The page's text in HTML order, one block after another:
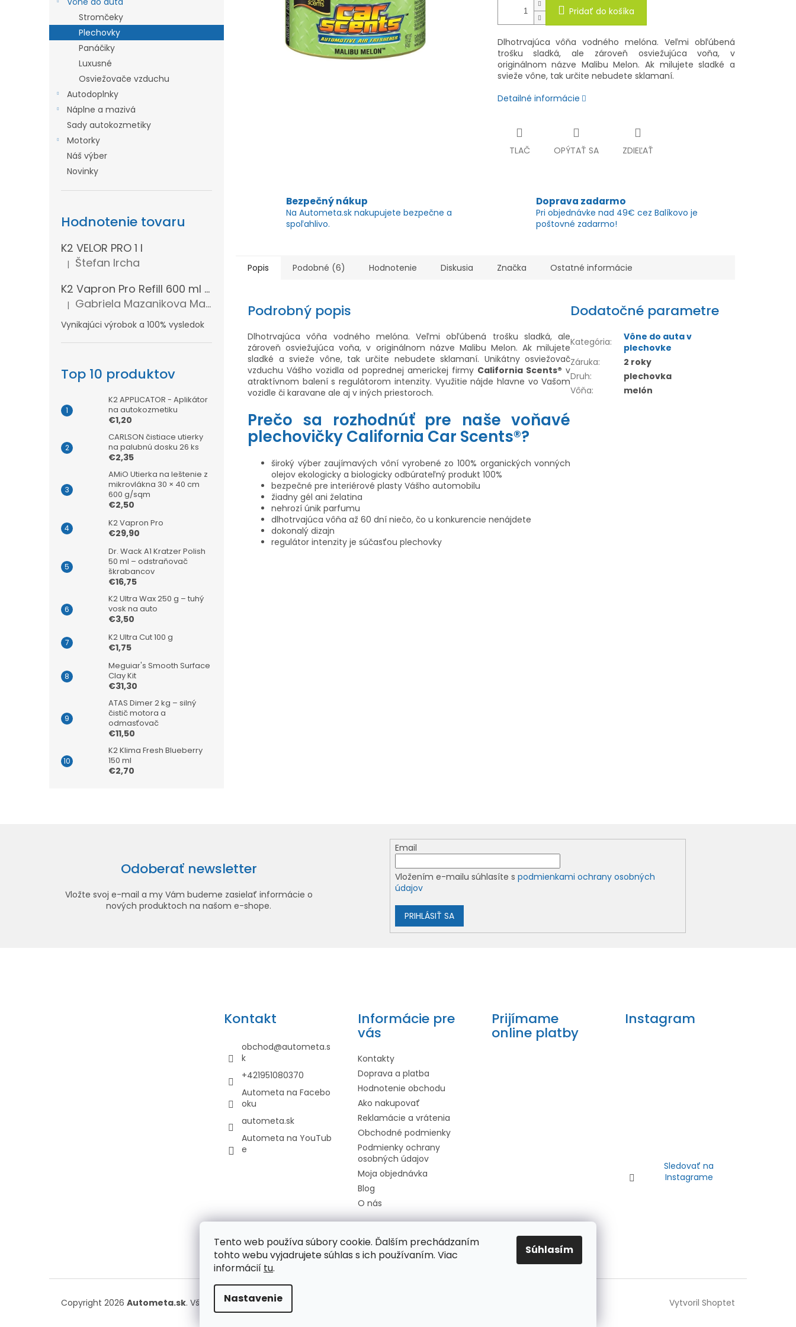
Tento web používa súbory cookie. Ďalším prechádzaním
tohto webu vyjadrujete súhlas s ich používaním. Viac
informácií tu.
Nastavenie
Súhlasím
Stromčeky
Plechovky
Panáčiky
Luxusné
Osviežovače vzduchu
Autodoplnky
Náplne a mazivá
Sady autokozmetiky
Motorky
Náš výber
Novinky
Hodnotenie tovaru
K2 VELOR PRO 1 l
Hodnotenie produktu je 5 z 5 hviezdičiek.
| Štefan Ircha
K2 Vapron Pro Refill 600 ml - Náhradná náplň
Hodnotenie produktu je 5 z 5 hviezdičiek.
| Gabriela Mazanikova Mazanikova
Vynikajúci výrobok a 100% vysledok
Top 10 produktov
K2 APPLICATOR - Aplikátor
na autokozmetiku
€1,20
CARLSON čistiace utierky
na palubnú dosku 26 ks
€2,35
AMiO Utierka na leštenie z
mikrovlákna 30 × 40 cm
600 g/sqm
€2,50
K2 Vapron Pro
€29,90
Dr. Wack A1 Kratzer Polish
50 ml – odstraňovač
škrabancov
€16,75
K2 Ultra Wax 250 g – tuhý
vosk na auto
€3,50
K2 Ultra Cut 100 g
€1,75
Meguiar's Smooth Surface
Clay Kit
€31,30
ATAS Dimer 2 kg – silný
čistič motora a
odmasťovač
€11,50
K2 Klima Fresh Blueberry
150 ml
€2,70
Pridať do košíka
Dlhotrvajúca vôňa vodného melóna. Veľmi obľúbená
trošku sladká, ale zároveň osviežujúca voňa, v
originálnom názve Malibu Melon. Ak milujete sladké a
svieže vône, tak určite nebudete sklamaní.
Detailné informácie
TLAČ OPÝTAŤ SA ZDIEĽAŤ
Bezpečný nákup
Na Autometa.sk nakupujete bezpečne a
spoľahlivo.
Doprava zadarmo
Pri objednávke nad 49€ cez Balíkovo je
poštovné zadarmo!
Popis Podobné (6) Hodnotenie Diskusia Značka Ostatné informácie
Podrobný popis
Dlhotrvajúca vôňa vodného melóna. Veľmi obľúbená trošku sladká, ale
zároveň osviežujúca voňa, v originálnom názve Malibu Melon. Ak milujete
sladké a svieže vône, tak určite nebudete sklamaní. Unikátny osviežovač
vzduchu Vášho vozidla od poprednej americkej firmy California Scents® v
atraktívnom balení s regulátorom intenzity. Využitie nájde hlavne vo Vašom
vozidle či karavane ale aj v iných priestoroch.
Prečo sa rozhodnúť pre naše voňavé
plechovičky California Car Scents®?
široký výber zaujímavých vôní vyrobené zo 100% organických vonných
olejov ekologicky a biologicky odbúrateľný produkt 100%
bezpečné pre interiérové plasty Vášho automobilu
žiadny gél ani želatina
nehrozí únik parfumu
dlhotrvajúca vôňa až 60 dní niečo, čo u konkurencie nenájdete
dokonalý dizajn
regulátor intenzity je súčasťou plechovky
Dodatočné parametre
Kategória:
Vône do auta v
plechovke
Záruka:
2 roky
Druh:
plechovka
Vôňa: melón
Odoberať newsletter
Vložte svoj e-mail a my Vám budeme zasielať informácie o
nových produktoch na našom e-shope.
Email
Vložením e-mailu súhlasíte spodmienkami ochrany osobných
údajov
PRIHLÁSIŤ SA
Kontakt
obchod@autometa.s
k
+421951080370
Autometa na Facebo
oku
autometa.sk
Autometa na YouTub
e
Informácie pre
vás
Kontakty
Doprava a platba
Hodnotenie obchodu
Ako nakupovať
Reklamácie a vrátenia
Obchodné podmienky
Podmienky ochrany
osobných údajov
Moja objednávka
Blog
O nás
Prijímame
online platby
Instagram
Sledovať na
Instagrame
Vytvoril Shoptet
Copyright 2026 Autometa.sk. Všetky práva vyhradené.